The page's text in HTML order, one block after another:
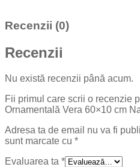
Recenzii (0)
Recenzii
Nu există recenzii până acum.
Fii primul care scrii o recenzie
Ornamentală Vera 60×10 cm
Adresa ta de email nu va fi
sunt marcate cu *
Evaluarea ta *